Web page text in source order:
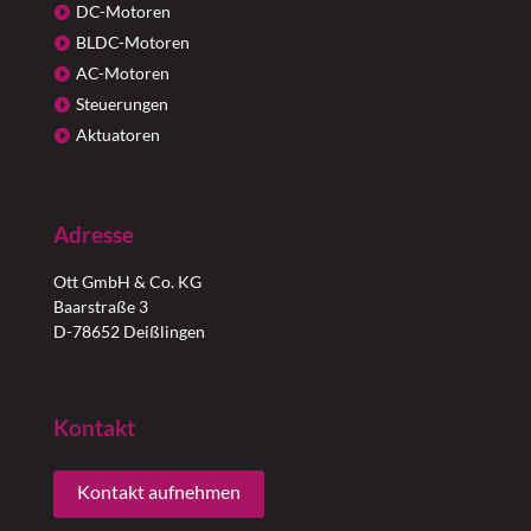
DC-Motoren
BLDC-Motoren
AC-Motoren
Steuerungen
Aktuatoren
Adresse
Ott GmbH & Co. KG
Baarstraße 3
D-78652 Deißlingen
Kontakt
Kontakt aufnehmen